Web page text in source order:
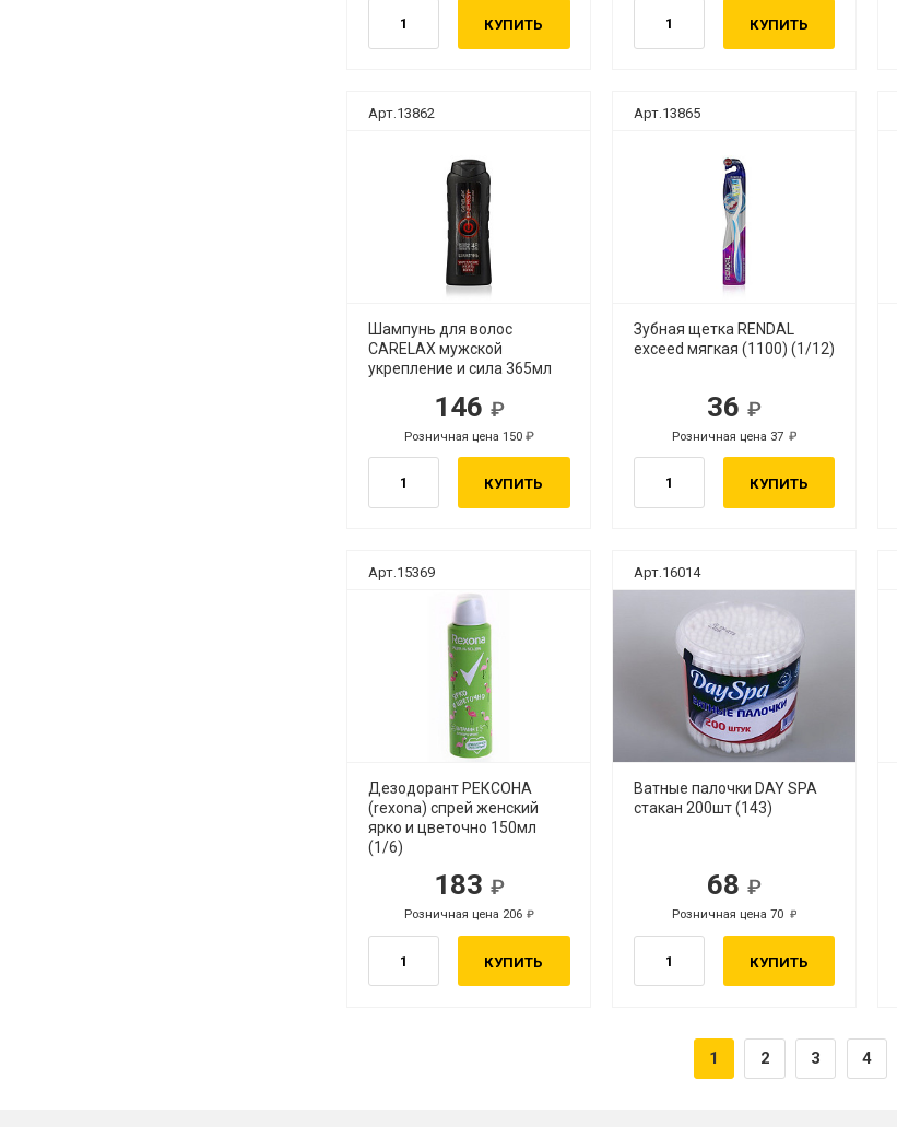
КУПИТЬ КУПИТЬ
Арт.13862
Шампунь для волос
CARELAX мужской
укрепление и сила 365мл
146
Розничная цена 150
КУПИТЬ
Арт.13865
Зубная щетка RENDAL
exceed мягкая (1100) (1/12)
36
Розничная цена 37
КУПИТЬ
руб.
руб.
руб.
руб.
Арт.15369
Дезодорант РЕКСОНА
(rexona) спрей женский
ярко и цветочно 150мл
(1/6)
183
Розничная цена 206
КУПИТЬ
Арт.16014
Ватные палочки DAY SPA
стакан 200шт (143)
68
Розничная цена 70
КУПИТЬ
руб.
руб.
руб.
руб.
1 2 3 4